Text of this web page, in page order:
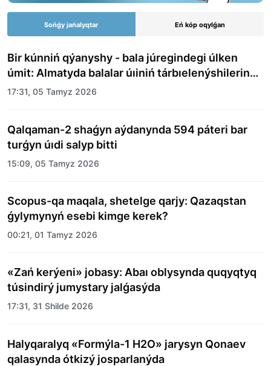
Sońǵy jańalyqtar Eń kóp oqylǵan
Bir kúnniń qýanyshy - bala júregindegi úlken
úmit: Almatyda balalar úıiniń tárbıelenýshilerine
merekelik kún uıymdastyryldy
17:31, 05 Tamyz 2026
Qalqaman-2 shaǵyn aýdanynda 594 páteri bar
turǵyn úıdi salyp bitti
15:09, 05 Tamyz 2026
Scopus-qa maqala, shetelge qarjy: Qazaqstan
ǵylymynyń esebi kimge kerek?
00:21, 01 Tamyz 2026
«Zań kerýeni» jobasy: Abaı oblysynda quqyqtyq
túsindirý jumystary jalǵasýda
17:31, 31 Shilde 2026
Halyqaralyq «Formýla-1 H2O» jarysyn Qonaev
qalasynda ótkizý josparlanýda